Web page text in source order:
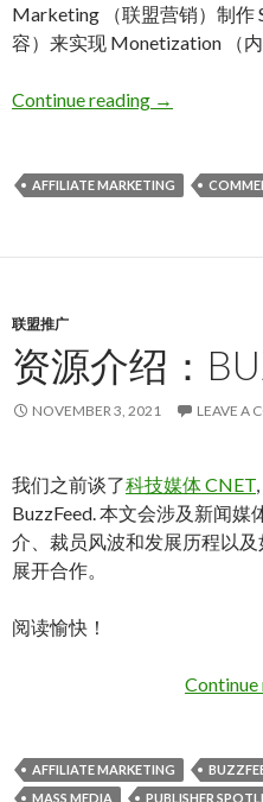
Marketing （联盟营销）制作
容）来实现 Monetization （内
Continue reading 大众媒体和
→
AFFILIATE MARKETING
联盟推广
资源介绍：
NOVEMBER 3, 2021 LEAVE A
我们之前谈了科技媒体 CNET
BuzzFeed. 本文会涉及新闻媒
介、裁员风波和发展历程以
展开合作。
阅读愉快！
Continue
AFFILIATE MARKETING
MASS MEDIA
PUBLISHER